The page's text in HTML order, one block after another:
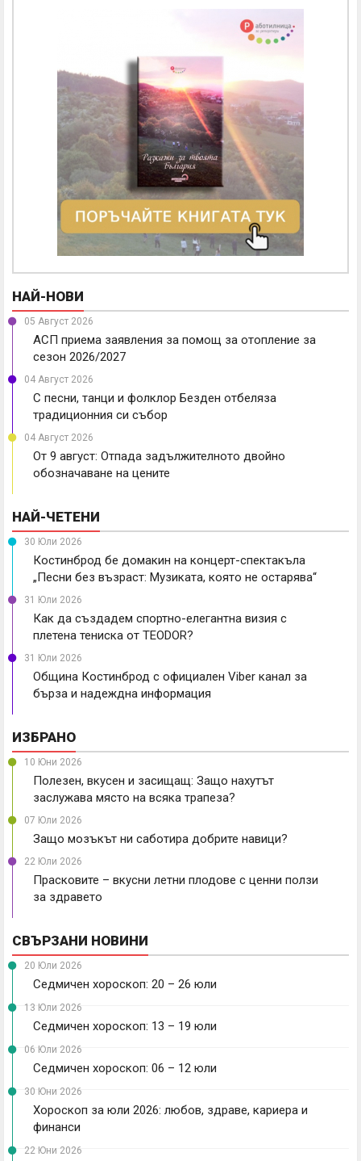
НАЙ-НОВИ
05 Август 2026
АСП приема заявления за помощ за отопление за
сезон 2026/2027
04 Август 2026
С песни, танци и фолклор Безден отбеляза
традиционния си събор
04 Август 2026
От 9 август: Отпада задължителното двойно
обозначаване на цените
НАЙ-ЧЕТЕНИ
30 Юли 2026
Костинброд бе домакин на концерт-спектакъла
„Песни без възраст: Музиката, която не остарява“
31 Юли 2026
Как да създадем спортно-елегантна визия с
плетена тениска от TEODOR?
31 Юли 2026
Община Костинброд с официален Viber канал за
бърза и надеждна информация
ИЗБРАНО
10 Юни 2026
Полезен, вкусен и засищащ: Защо нахутът
заслужава място на всяка трапеза?
07 Юли 2026
Защо мозъкът ни саботира добрите навици?
22 Юли 2026
Прасковите – вкусни летни плодове с ценни ползи
за здравето
СВЪРЗАНИ НОВИНИ
20 Юли 2026
Седмичен хороскоп: 20 – 26 юли
13 Юли 2026
Седмичен хороскоп: 13 – 19 юли
06 Юли 2026
Седмичен хороскоп: 06 – 12 юли
30 Юни 2026
Хороскоп за юли 2026: любов, здраве, кариера и
финанси
22 Юни 2026